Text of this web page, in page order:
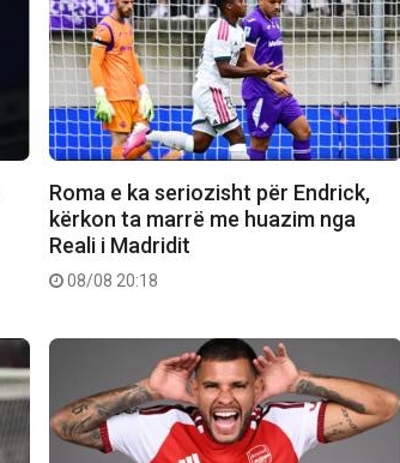
Roma e ka seriozisht për Endrick,
kërkon ta marrë me huazim nga
Reali i Madridit
08/08 20:18